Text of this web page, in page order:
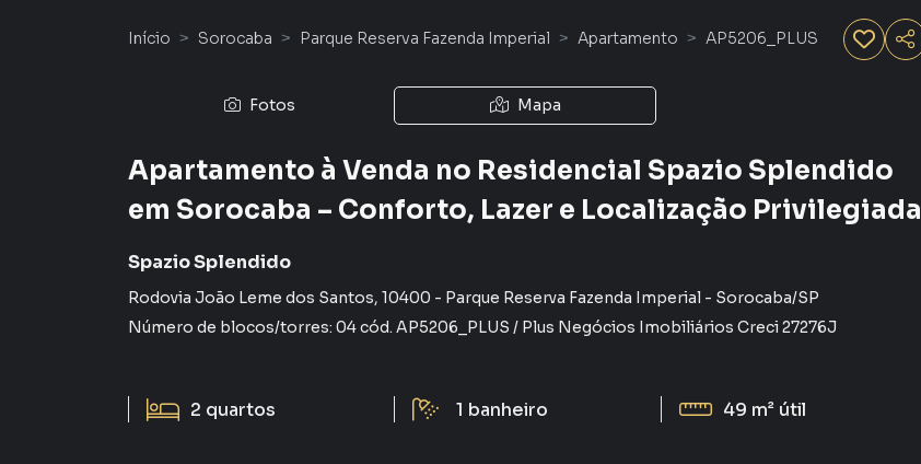
Início Sorocaba Parque Reserva Fazenda Imperial Apartamento AP5206_PLUS
Fotos Mapa
Apartamento à Venda no Residencial Spazio Splendido
em Sorocaba – Conforto, Lazer e Localização Privilegiada
Spazio Splendido
Rodovia João Leme dos Santos, 10400 - Parque Reserva Fazenda Imperial - Sorocaba/SP
Número de blocos/torres: 04cód. AP5206_PLUS / Plus Negócios Imobiliários Creci27276J
2 quartos 1 banheiro 49 m² útil